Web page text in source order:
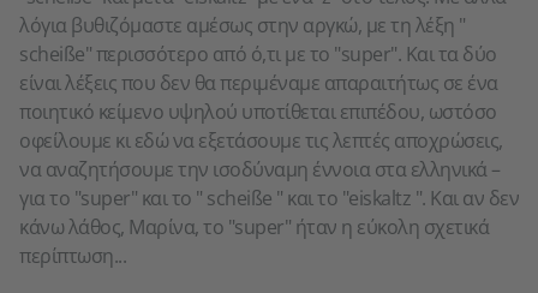
λόγια βυθιζόμαστε αμέσως στην αργκώ, με τη λέξη "
scheiße" περισσότερο από ό,τι με το "super". Και τα δύο
είναι λέξεις που δεν θα περιμέναμε απαραιτήτως σε ένα
ποιητικό κείμενο υψηλού υποτίθεται επιπέδου, ωστόσο
οφείλουμε κι εδώ να εξετάσουμε τις λεπτές αποχρώσεις,
να αναζητήσουμε την ισοδύναμη έννοια στα ελληνικά –
για το "super" και το " scheiße " και το "eiskaltz ". Και αν δεν
κάνω λάθος, Μαρίνα, το "super" ήταν η εύκολη σχετικά
περίπτωση...